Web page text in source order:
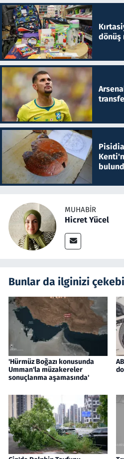
dönüş
MUHABIR
Hicret Yücel
Bunlar da ilginizi
'Hürmüz Boğazı konusunda
Umman'la müzakereler
sonuçlanma aşamasında'